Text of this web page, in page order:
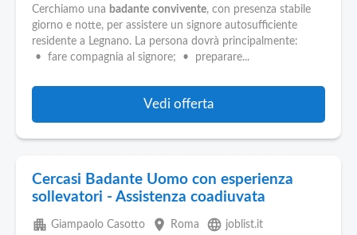
Cerchiamo una badante convivente, con presenza stabile
giorno e notte, per assistere un signore autosufficiente
residente a Legnano. La persona dovrà principalmente:
• fare compagnia al signore; • preparare...
Vedi offerta
Cercasi Badante Uomo con esperienza
sollevatori - Assistenza coadiuvata
apartment Giampaolo Casotto place Roma language joblist.it